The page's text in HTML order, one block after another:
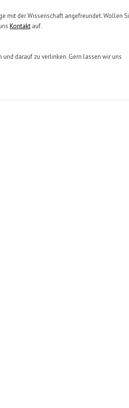
mit der Wissenschaft angefreundet. Wollen
Kontakt auf.
darauf zu verlinken. Gern lassen wir uns